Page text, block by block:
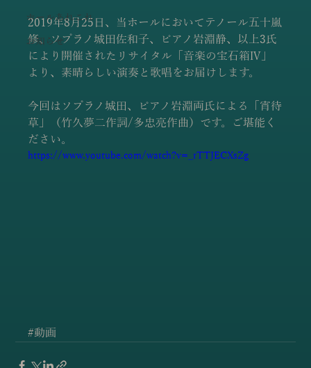
ホールあれこれ
お知らせ
2019年8月25日、当ホールにおいてテノール五十嵐
修、ソプラノ城田佐和子、ピアノ岩淵静、以上3氏
により開催されたリサイタル「音楽の宝石箱Ⅳ」
より、素晴らしい演奏と歌唱をお届けします。
今回はソプラノ城田、ピアノ岩淵両氏による「宵待
草」（竹久夢二作詞/多忠亮作曲）です。ご堪能く
ださい。
https://www.youtube.com/watch?v=_rTTJECXsZg
#動画